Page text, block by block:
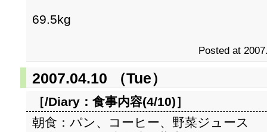
69.5kg
Posted at
2007.04.10 （Tue）
［/Diary： 食事内容(4/10)］
朝食：パン、コーヒー、野菜ジュース